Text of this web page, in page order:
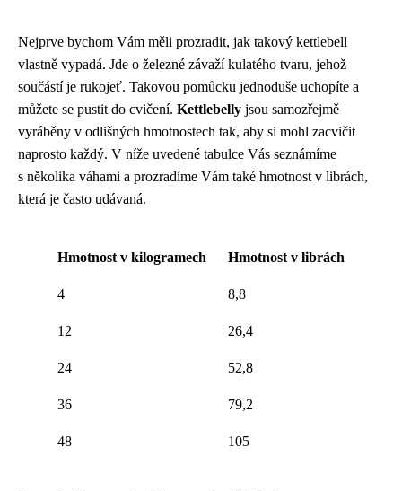
Nejprve bychom Vám měli prozradit, jak takový kettlebell
vlastně vypadá. Jde o železné závaží kulatého tvaru, jehož
součástí je rukojeť. Takovou pomůcku jednoduše uchopíte a
můžete se pustit do cvičení. Kettlebelly jsou samozřejmě
vyráběny v odlišných hmotnostech tak, aby si mohl zacvičit
naprosto každý. V níže uvedené tabulce Vás seznámíme
s několika váhami a prozradíme Vám také hmotnost v librách,
která je často udávaná.
Hmotnost v kilogramech Hmotnost v librách
4 8,8
12 26,4
24 52,8
36 79,2
48 105